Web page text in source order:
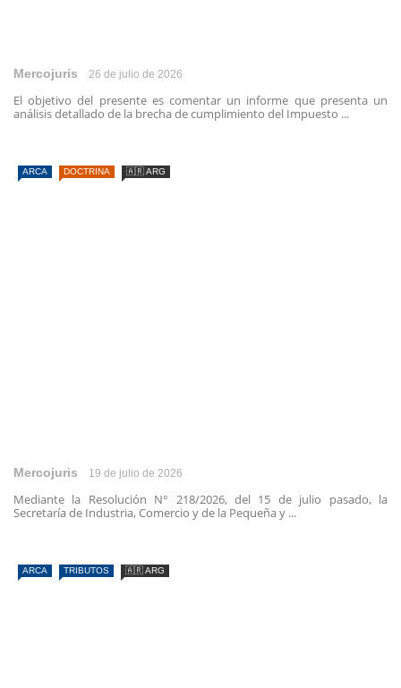
Mercojuris 26 de julio de 2026
El objetivo del presente es comentar un informe que presenta un
análisis detallado de la brecha de cumplimiento del Impuesto ...
ARCA DOCTRINA 🇦🇷 ARG
Mercojuris 19 de julio de 2026
Mediante la Resolución N° 218/2026, del 15 de julio pasado, la
Secretaría de Industria, Comercio y de la Pequeña y ...
ARCA TRIBUTOS 🇦🇷 ARG